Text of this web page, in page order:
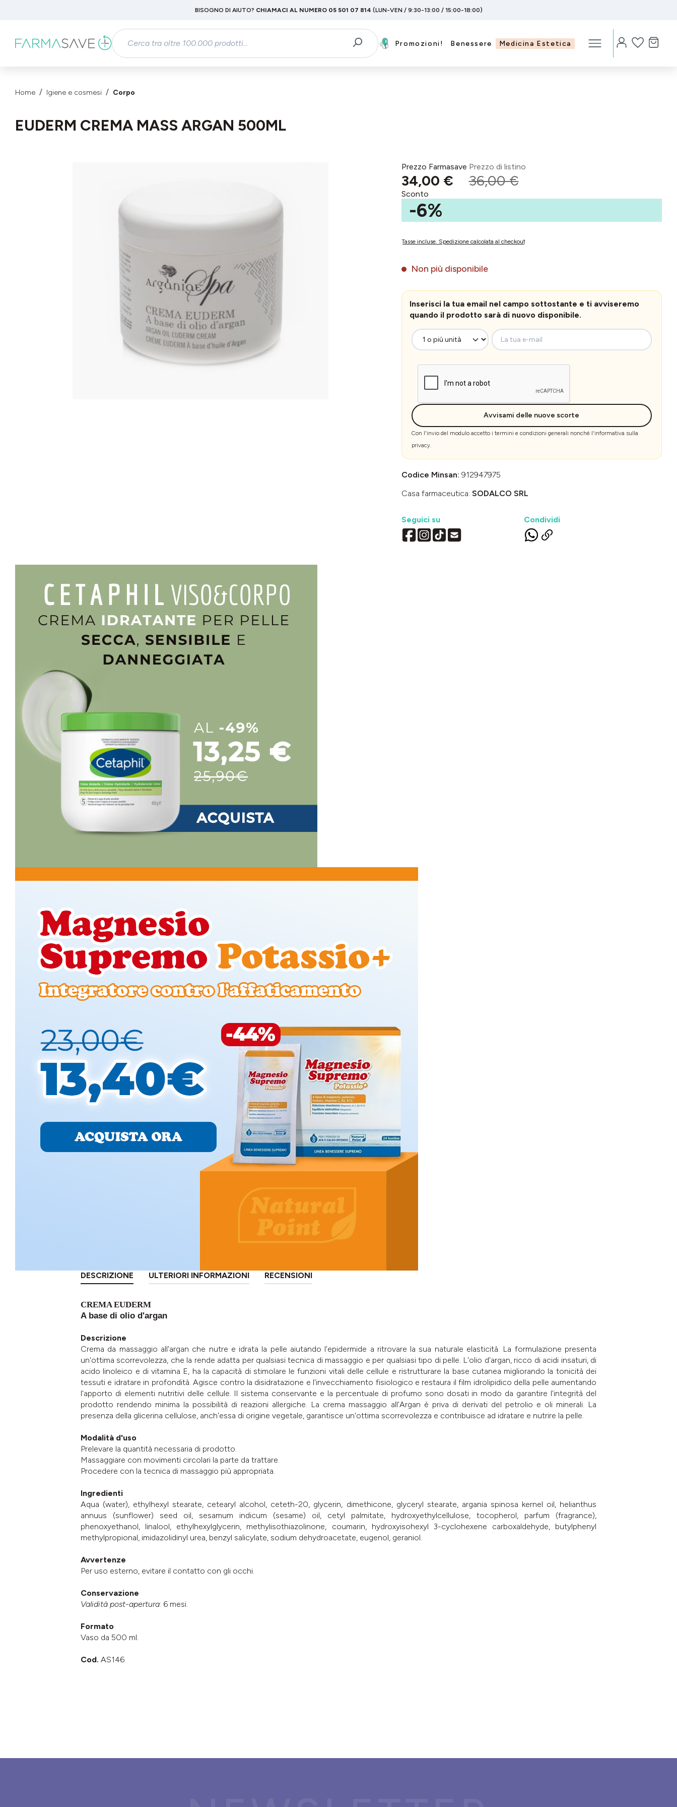
Passa alla navigazione principale
BISOGNO DI AIUTO? CHIAMACI AL NUMERO 05 501 07 814 (LUN-VEN / 9:30-13:00 / 15:00-18:00)
Promozioni! Benessere Medicina Estetica
Home Igiene e cosmesi Corpo
EUDERM CREMA MASS ARGAN 500ML
Prezzo Farmasave
34,00 €
Prezzo di listino
36,00 €
Sconto
-6%
Tasse incluse. Spedizione calcolata al checkout
Non più disponibile
Inserisci la tua email nel campo sottostante e ti avviseremo
quando il prodotto sarà di nuovo disponibile.
La tua e-mail
Avvisami delle nuove scorte
Con l'invio del modulo accetto i termini e condizioni generali nonché l'informativa sulla
privacy.
Codice Minsan: 912947975
Casa farmaceutica: SODALCO SRL
Seguici su Condividi
DESCRIZIONE ULTERIORI INFORMAZIONI RECENSIONI
CREMA EUDERM
A base di olio d'argan
Descrizione
Crema da massaggio all'argan che nutre e idrata la pelle aiutando l'epidermide a ritrovare la sua naturale elasticità. La formulazione presenta
un'ottima scorrevolezza, che la rende adatta per qualsiasi tecnica di massaggio e per qualsiasi tipo di pelle. L'olio d'argan, ricco di acidi insaturi, di
acido linoleico e di vitamina E, ha la capacità di stimolare le funzioni vitali delle cellule e ristrutturare la base cutanea migliorando la tonicità dei
tessuti e idratare in profondità. Agisce contro la disidratazione e l'invecchiamento fisiologico e restaura il film idrolipidico della pelle aumentando
l'apporto di elementi nutritivi delle cellule. Il sistema conservante e la percentuale di profumo sono dosati in modo da garantire l'integrità del
prodotto rendendo minima la possibilità di reazioni allergiche. La crema massaggio all'Argan è priva di derivati del petrolio e oli minerali. La
presenza della glicerina cellulose, anch'essa di origine vegetale, garantisce un'ottima scorrevolezza e contribuisce ad idratare e nutrire la pelle.
Modalità d'uso
Prelevare la quantità necessaria di prodotto.
Massaggiare con movimenti circolari la parte da trattare.
Procedere con la tecnica di massaggio più appropriata.
Ingredienti
Aqua (water), ethylhexyl stearate, cetearyl alcohol, ceteth-20, glycerin, dimethicone, glyceryl stearate, argania spinosa kernel oil, helianthus
annuus (sunflower) seed oil, sesamum indicum (sesame) oil, cetyl palmitate, hydroxyethylcellulose, tocopherol, parfum (fragrance),
phenoxyethanol, linalool, ethylhexylglycerin, methylisothiazolinone, coumarin, hydroxyisohexyl 3-cyclohexene carboxaldehyde, butylphenyl
methylpropional, imidazolidinyl urea, benzyl salicylate, sodium dehydroacetate, eugenol, geraniol.
Avvertenze
Per uso esterno, evitare il contatto con gli occhi.
Conservazione
Validità post-apertura: 6 mesi.
Formato
Vaso da 500 ml.
Cod. AS146